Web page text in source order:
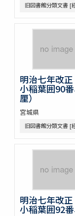
旧図書館分類文書 [
明治七年改
小稲葉囲90
厘）
宮城県
旧図書館分類文書 [
明治七年改
小稲葉囲92